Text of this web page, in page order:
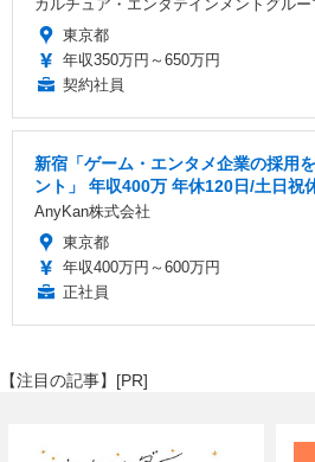
カルチュア・エンタテインメントグル
東京都
年収350万円～650万円
契約社員
新宿「ゲーム・エンタメ企業の採用
ント」 年収400万 年休120日/土日祝
AnyKan株式会社
東京都
年収400万円～600万円
正社員
【注目の記事】[PR]